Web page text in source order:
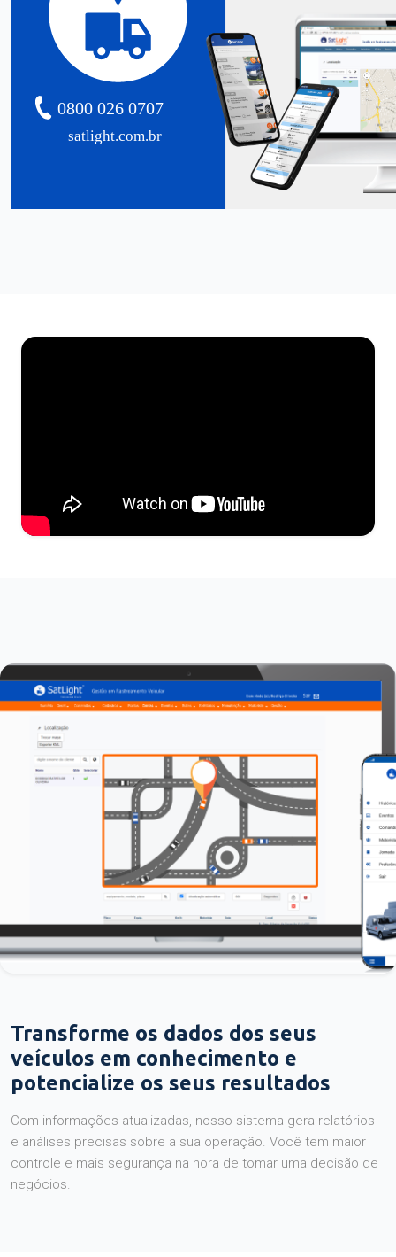
satlight.com.br
0800 026 0707
Transforme os dados dos seus
veículos em conhecimento e
potencialize os seus resultados
Com informações atualizadas, nosso sistema gera relatórios
e análises precisas sobre a sua operação. Você tem maior
controle e mais segurança na hora de tomar uma decisão de
negócios.